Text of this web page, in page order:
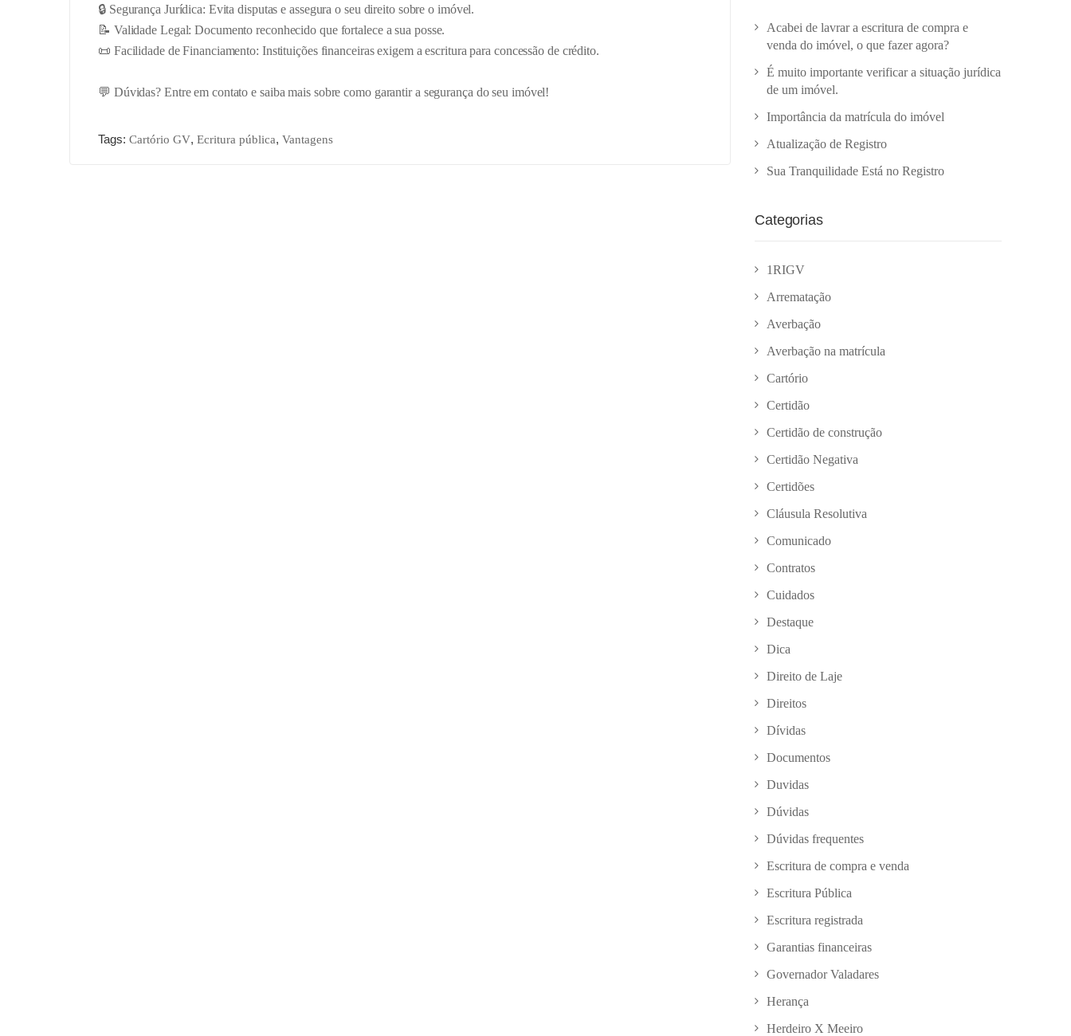
🔒 Segurança Jurídica: Evita disputas e assegura o seu direito sobre o imóvel.
📝 Validade Legal: Documento reconhecido que fortalece a sua posse.
📜 Facilidade de Financiamento: Instituições financeiras exigem a escritura para concessão de crédito.
💬 Dúvidas? Entre em contato e saiba mais sobre como garantir a segurança do seu imóvel!
Tags: Cartório GV, Ecritura pública, Vantagens
Acabei de lavrar a escritura de compra e
venda do imóvel, o que fazer agora?
É muito importante verificar a situação jurídica
de um imóvel.
Importância da matrícula do imóvel
Atualização de Registro
Sua Tranquilidade Está no Registro
Categorias
1RIGV
Arrematação
Averbação
Averbação na matrícula
Cartório
Certidão
Certidão de construção
Certidão Negativa
Certidões
Cláusula Resolutiva
Comunicado
Contratos
Cuidados
Destaque
Dica
Direito de Laje
Direitos
Dívidas
Documentos
Duvidas
Dúvidas
Dúvidas frequentes
Escritura de compra e venda
Escritura Pública
Escritura registrada
Garantias financeiras
Governador Valadares
Herança
Herdeiro X Meeiro